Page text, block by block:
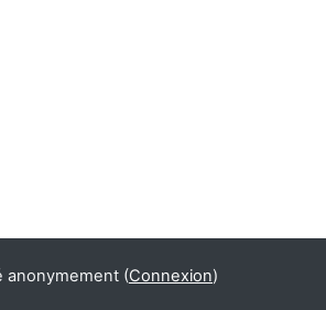
anonymement (Connexion)